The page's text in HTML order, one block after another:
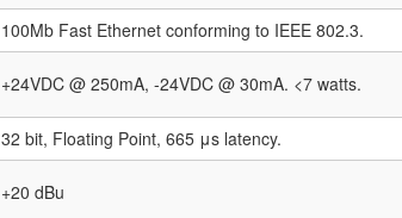
100Mb Fast Ethernet conforming to IEEE 802.3.
+24VDC @ 250mA, -24VDC @ 30mA. <7 watts.
32 bit, Floating Point, 665 μs latency.
+20 dBu